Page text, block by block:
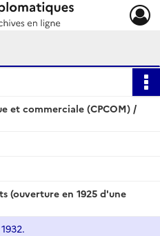
et commerciale (CPCOM) /
(ouverture en 1925 d'une